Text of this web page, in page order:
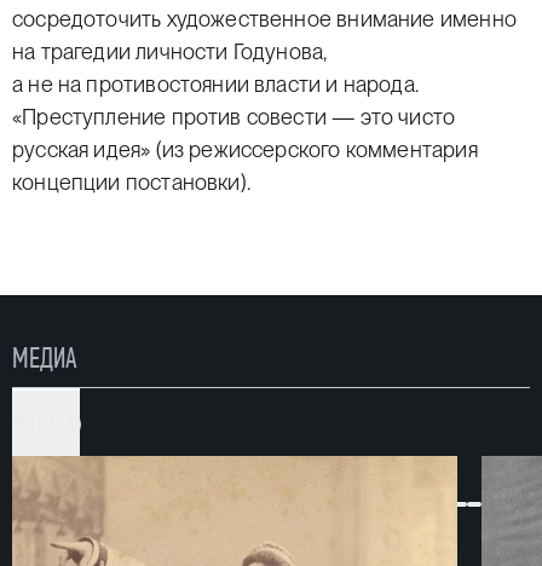
сосредоточить художественное внимание именно
на трагедии личности Годунова,
а не на противостоянии власти и народа.
«Преступление против совести — это чисто
русская идея» (из режиссерского комментария
концепции постановки).
МЕДИА
ФОТО (6)